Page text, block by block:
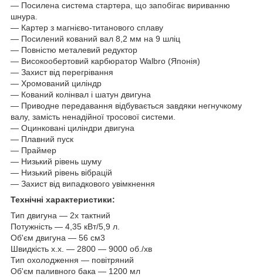
― Посилена система стартера, що запобігає вириванню
шнура.
― Картер з магнієво-титанового сплаву
― Посилений кований вал 8,2 мм на 9 шліц
― Повністю металевий редуктор
— Високообертовий карбюратор Walbro (Японія)
― Захист від перегрівання
― Хромований циліндр
― Кований колінвал і шатун двигуна
― Приводне передавання відбувається завдяки негнучкому
валу, замість ненадійної тросової системи.
― Оцинковані циліндри двигуна
— Плавний пуск
— Праймер
― Низький рівень шуму
― Низький рівень вібрацій
― Захист від випадкового увімкнення
Технічні характеристики:
Тип двигуна — 2х тактний
Потужність — 4,35 кВт/5,9 л.
Об'єм двигуна — 56 см3
Швидкість х.х. ― 2800 — 9000 об./хв
Тип охолодження — повітряний
Об'єм паливного бака — 1200 мл